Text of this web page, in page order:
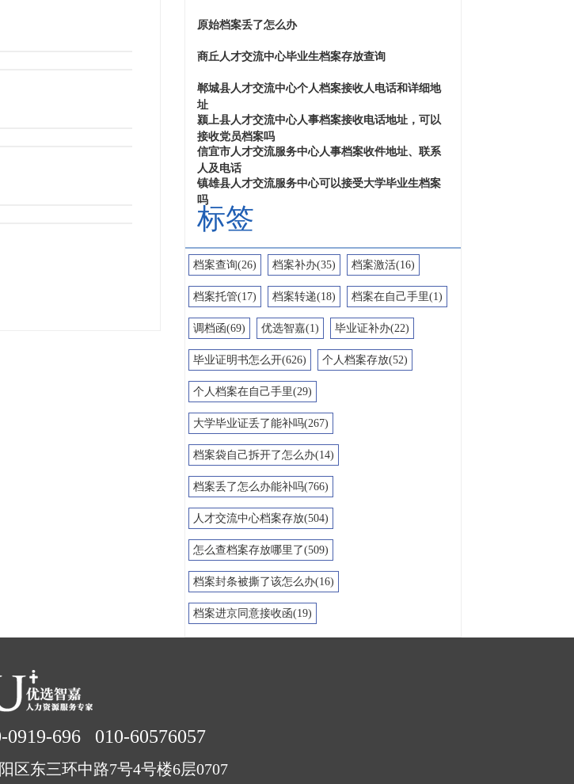
原始档案丢了怎么办
商丘人才交流中心毕业生档案存放查询
郸城县人才交流中心个人档案接收人电话和详细地
址
颍上县人才交流中心人事档案接收电话地址，可以
接收党员档案吗
信宜市人才交流服务中心人事档案收件地址、联系
人及电话
镇雄县人才交流服务中心可以接受大学毕业生档案
吗
标签
档案查询(26) 档案补办(35) 档案激活(16)
档案托管(17) 档案转递(18) 档案在自己手里(1)
调档函(69) 优选智嘉(1) 毕业证补办(22)
毕业证明书怎么开(626) 个人档案存放(52)
个人档案在自己手里(29)
大学毕业证丢了能补吗(267)
档案袋自己拆开了怎么办(14)
档案丢了怎么办能补吗(766)
人才交流中心档案存放(504)
怎么查档案存放哪里了(509)
档案封条被撕了该怎么办(16)
档案进京同意接收函(19)
696 010-60576057
区东三环中路7号4号楼6层0707